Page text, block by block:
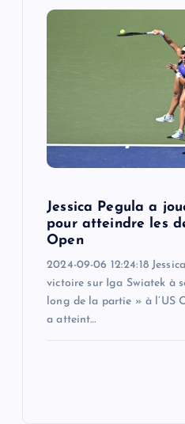
Jessica Pegula a
pour atteindre les
Open
2024-09-06 12:24:18
victoire sur Iga Swiatek à
long de la partie » à l’US
a atteint…